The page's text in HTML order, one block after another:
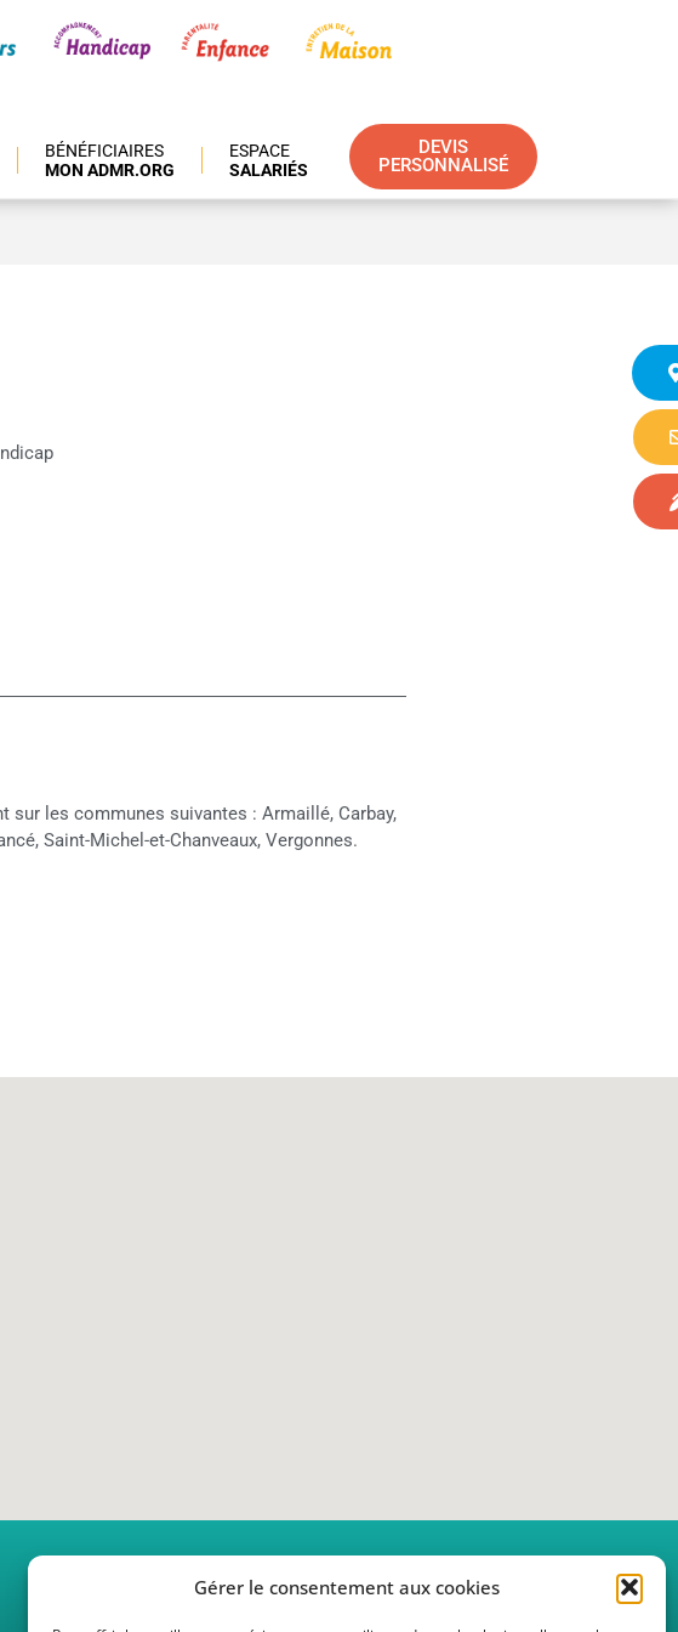
Gérer le consentement aux cookies
BÉNÉFICIAIRES
MON ADMR.ORG
ESPACE
SALARIÉS
DEVIS
PERSONNALISÉ
sur les communes suivantes : Armaillé, Carbay,
Saint-Michel-et-Chanveaux, Vergonnes.
02 41 33 48 00